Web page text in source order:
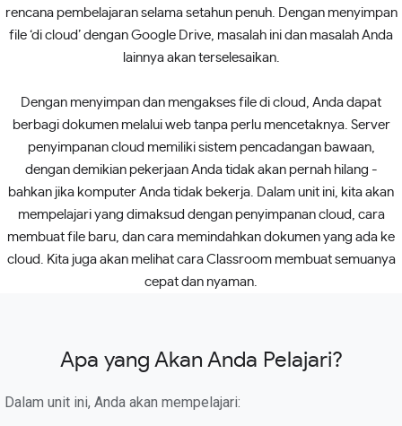
rencana pembelajaran selama setahun penuh. Dengan menyimpan
file ‘di cloud’ dengan Google Drive, masalah ini dan masalah Anda
lainnya akan terselesaikan.
Dengan menyimpan dan mengakses file di cloud, Anda dapat
berbagi dokumen melalui web tanpa perlu mencetaknya. Server
penyimpanan cloud memiliki sistem pencadangan bawaan,
dengan demikian pekerjaan Anda tidak akan pernah hilang -
bahkan jika komputer Anda tidak bekerja. Dalam unit ini, kita akan
mempelajari yang dimaksud dengan penyimpanan cloud, cara
membuat file baru, dan cara memindahkan dokumen yang ada ke
cloud. Kita juga akan melihat cara Classroom membuat semuanya
cepat dan nyaman.
Apa yang Akan Anda Pelajari?
Dalam unit ini, Anda akan mempelajari: